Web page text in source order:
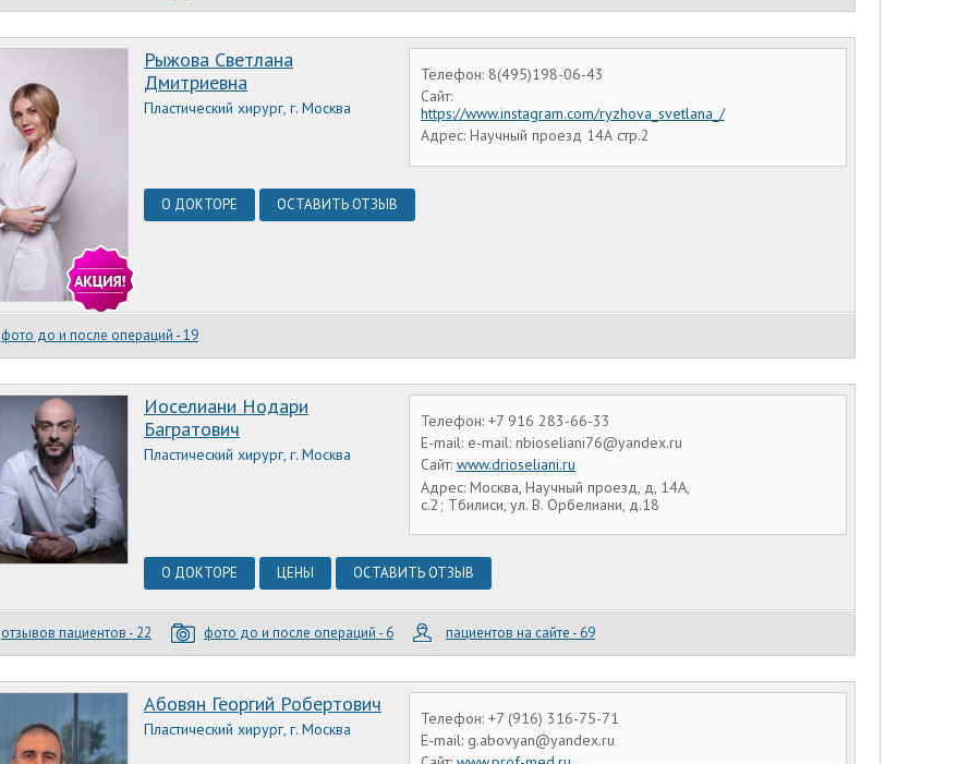
Телефон: 8(495)198-06-43
Сайт:
https://www.instagram.com/ryzhova_svetlana_/
Адрес: Научный проезд 14А стр.2
Рыжова Светлана
Дмитриевна
Пластический хирург, г. Москва
О ДОКТОРЕ ОСТАВИТЬ ОТЗЫВ
фото до и после операций - 19
Телефон: +7 916 283-66-33
E-mail: e-mail: nbioseliani76@yandex.ru
Сайт: www.drioseliani.ru
Адрес: Москва, Научный проезд, д, 14А,
с.2; Тбилиси, ул. В. Орбелиани, д.18
Иоселиани Нодари
Багратович
Пластический хирург, г. Москва
О ДОКТОРЕ ЦЕНЫ ОСТАВИТЬ ОТЗЫВ
отзывов пациентов - 22 фото до и после операций - 6 пациентов на сайте - 69
Телефон: +7 (916) 316-75-71
E-mail: g.abovyan@yandex.ru
Абовян Георгий Робертович
Пластический хирург, г. Москва